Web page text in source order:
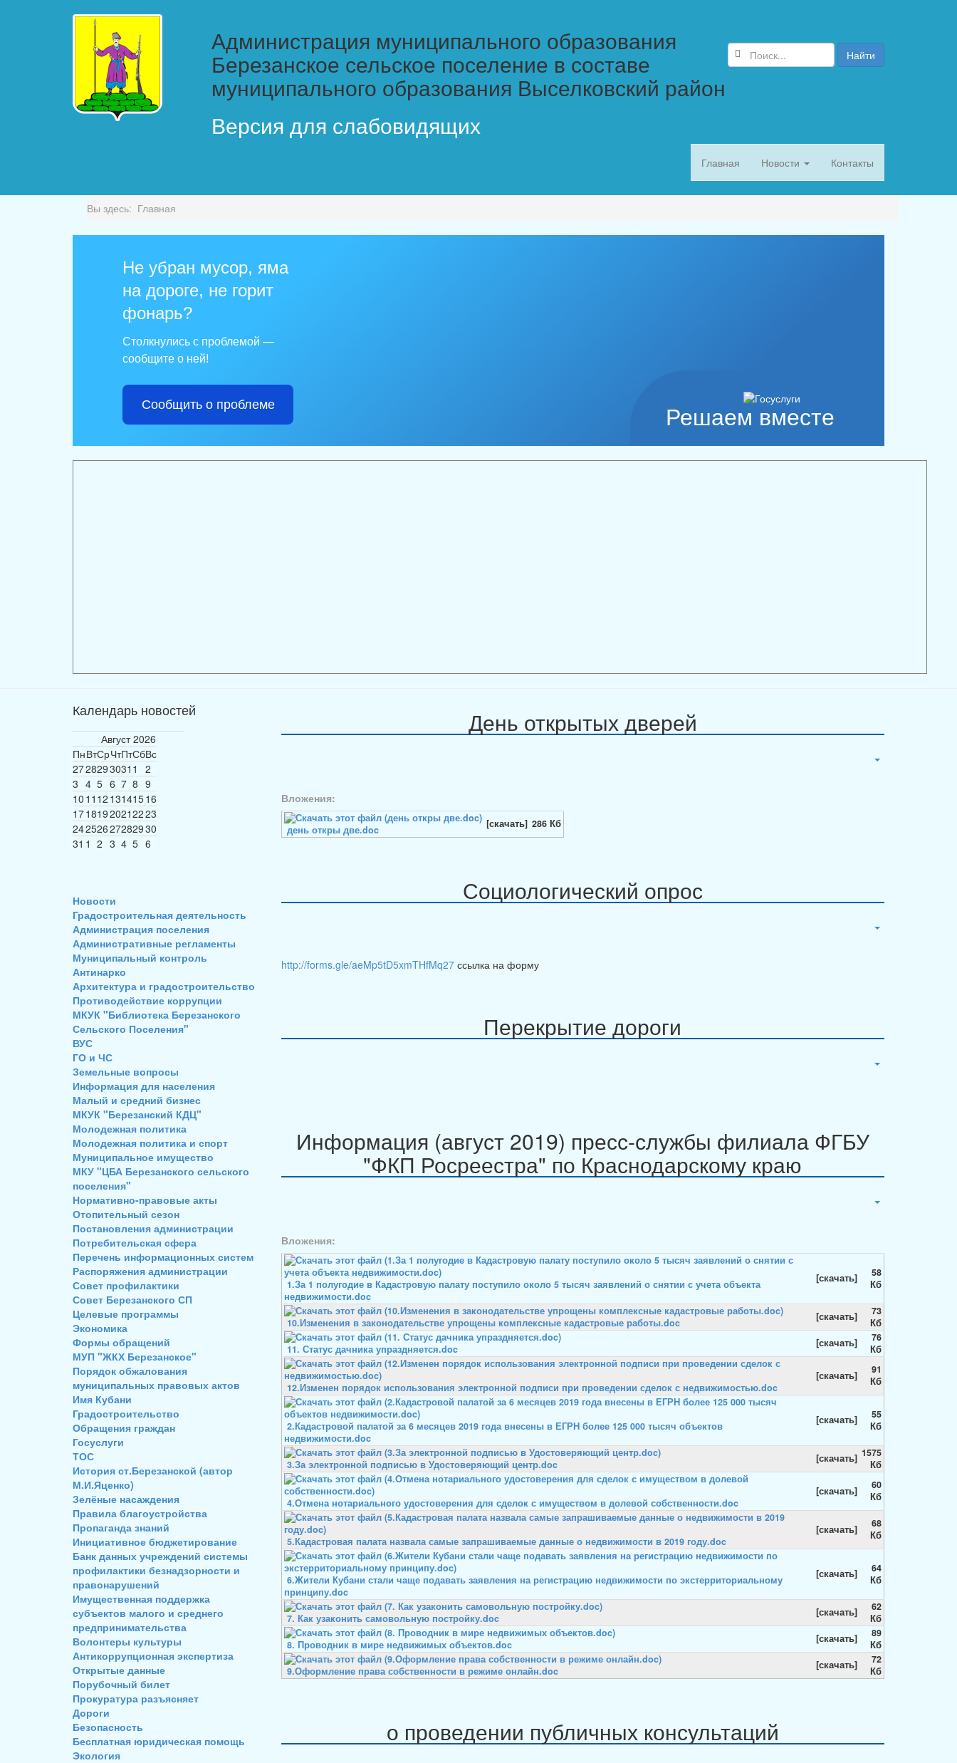
Найти
Администрация муниципального образования
Березанское сельское поселение в составе
муниципального образования Выселковский район
Версия для слабовидящих
Главная Новости Контакты
Вы здесь: Главная
Решаем вместе
Не убран мусор, яма
на дороге, не горит
фонарь?
Столкнулись с проблемой —
сообщите о ней!
Сообщить о проблеме
День открытых дверей
Вложения:
день откры две.doc [скачать] 286 Кб
Социологический опрос
http://forms.gle/aeMp5tD5xmTHfMq27ссылка на форму
Перекрытие дороги
Информация (август 2019) пресс-службы филиала ФГБУ
"ФКП Росреестра" по Краснодарскому краю
Вложения:
1.За 1 полугодие в Кадастровую палату поступило около 5 тысяч заявлений о снятии с учета объекта
недвижимости.doc
[скачать]
58
Кб
10.Изменения в законодательстве упрощены комплексные кадастровые работы.doc [скачать]
73
Кб
11. Статус дачника упраздняется.doc [скачать]
76
Кб
12.Изменен порядок использования электронной подписи при проведении сделок с недвижимостью.doc
[скачать]
91
Кб
2.Кадастровой палатой за 6 месяцев 2019 года внесены в ЕГРН более 125 000 тысяч объектов
недвижимости.doc
[скачать]
55
Кб
3.За электронной подписью в Удостоверяющий центр.doc [скачать] 1575
Кб
4.Отмена нотариального удостоверения для сделок с имуществом в долевой собственности.doc
[скачать]
60
Кб
5.Кадастровая палата назвала самые запрашиваемые данные о недвижимости в 2019 году.doc
[скачать]
68
Кб
6.Жители Кубани стали чаще подавать заявления на регистрацию недвижимости по экстерриториальному
принципу.doc
[скачать]
64
Кб
7. Как узаконить самовольную постройку.doc [скачать]
62
Кб
8. Проводник в мире недвижимых объектов.doc [скачать]
89
Кб
9.Оформление права собственности в режиме онлайн.doc [скачать]
72
Кб
о проведении публичных консультаций
Календарь новостей
Август 2026
ПнВтСрЧтПтСбВс
2728293031 1
2
3 4 5 6 7 8 9
10 11 12 13141516
17181920212223
24252627282930
31 1 2 3 4 5 6
Новости
Градостроительная деятельность
Администрация поселения
Административные регламенты
Муниципальный контроль
Антинарко
Архитектура и градостроительство
Противодействие коррупции
МКУК "Библиотека Березанского
Сельского Поселения"
ВУС
ГО и ЧС
Земельные вопросы
Информация для населения
Малый и средний бизнес
МКУК "Березанский КДЦ"
Молодежная политика
Молодежная политика и спорт
Муниципальное имущество
МКУ "ЦБА Березанского сельского
поселения"
Нормативно-правовые акты
Отопительный сезон
Постановления администрации
Потребительская сфера
Перечень информационных систем
Распоряжения администрации
Совет профилактики
Совет Березанского СП
Целевые программы
Экономика
Формы обращений
МУП "ЖКХ Березанское"
Порядок обжалования
муниципальных правовых актов
Имя Кубани
Градостроительство
Обращения граждан
Госуслуги
ТОС
История ст.Березанской (автор
М.И.Яценко)
Зелёные насаждения
Правила благоустройства
Пропаганда знаний
Инициативное бюджетирование
Банк данных учреждений системы
профилактики безнадзорности и
правонарушений
Имущественная поддержка
субъектов малого и среднего
предпринимательства
Волонтеры культуры
Антикоррупционная экспертиза
Открытые данные
Порубочный билет
Прокуратура разъясняет
Дороги
Безопасность
Бесплатная юридическая помощь
Экология